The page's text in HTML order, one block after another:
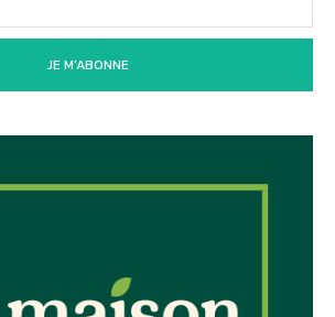
JE M'ABONNE